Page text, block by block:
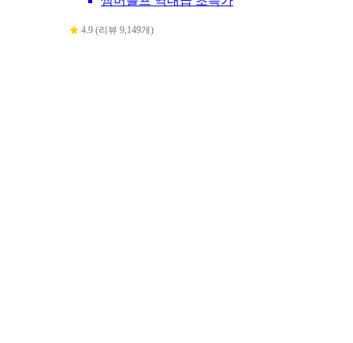
4.9 (리뷰 9,149개)